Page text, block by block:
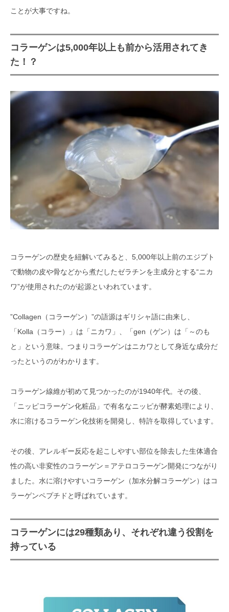
ことが大事ですね。
コラーゲンは5,000年以上も前から活用されてき
た！？
コラーゲンの歴史を紐解いてみると、5,000年以上前のエジプト
で動物の皮や骨などから煮だしたゼラチンを主成分とする“ニカ
ワ”が使用されたのが起源といわれています。
”Collagen（コラーゲン）”の語源はギリシャ語に由来し、
「Kolla（コラー）」は「ニカワ」、「gen（ゲン）は「～のも
と」という意味。つまりコラーゲンはニカワとして身近な成分だ
ったというのがわかります。
コラーゲン線維が初めて見つかったのが1940年代。その後、
「ニッピコラーゲン化粧品」で有名なニッピが酵素処理により、
水に溶けるコラーゲン化技術を開発し、特許を取得しています。
その後、アレルギー反応を起こしやすい部位を除去した生体適合
性の高い非変性のコラーゲン＝アテロコラーゲン開発につながり
ました。水に溶けやすいコラーゲン（加水分解コラーゲン）はコ
ラーゲンペプチドと呼ばれています。
コラーゲンには29種類あり、それぞれ違う役割を
持っている